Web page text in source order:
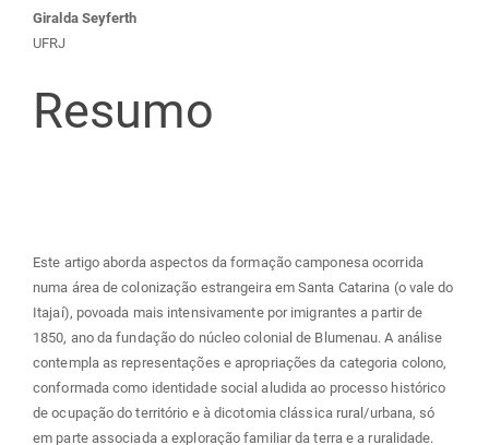
Conteúdo
do
artigo
Giralda Seyferth
UFRJ
Resumo
Este artigo aborda aspectos da formação camponesa ocorrida
numa área de colonização estrangeira em Santa Catarina (o vale do
Itajaí), povoada mais intensivamente por imigrantes a partir de
1850, ano da fundação do núcleo colonial de Blumenau. A análise
contempla as representações e apropriações da categoria colono,
conformada como identidade social aludida ao processo histórico
de ocupação do território e à dicotomia clássica rural/urbana, só
em parte associada a exploração familiar da terra e a ruralidade.